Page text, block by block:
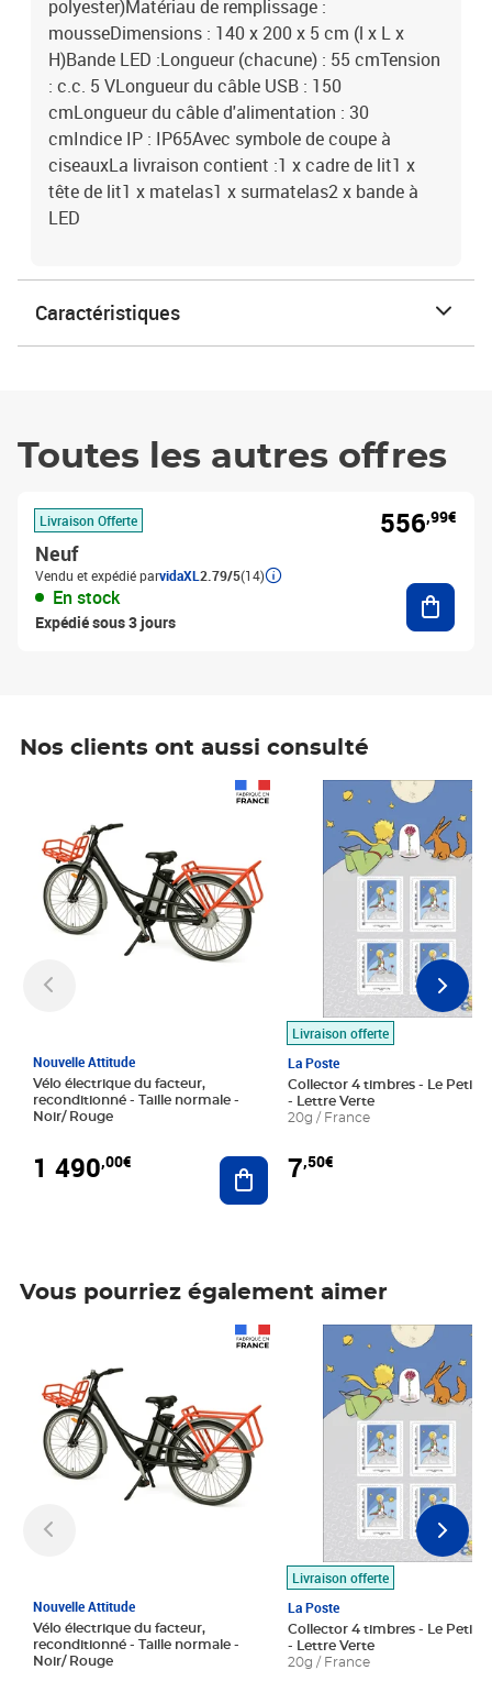
polyester)Matériau de remplissage :
mousseDimensions : 140 x 200 x 5 cm (l x L x
H)Bande LED :Longueur (chacune) : 55 cmTension
: c.c. 5 VLongueur du câble USB : 150
cmLongueur du câble d'alimentation : 30
cmIndice IP : IP65Avec symbole de coupe à
ciseauxLa livraison contient :1 x cadre de lit1 x
tête de lit1 x matelas1 x surmatelas2 x bande à
LED
Caractéristiques
Toutes les autres offres
Livraison Offerte
Neuf
Vendu et expédié parvidaXL 2.79/5(14)
En stock
Expédié sous 3 jours
556,99€
Nos clients ont aussi consulté
Nouvelle Attitude
Vélo électrique du facteur,
reconditionné - Taille normale -
Noir/ Rouge
1 490,00€ Ajouter au panier
Livraison offerte
La Poste
Collector 4 timbres - Le Petit
- Lettre Verte
20g / France
7,50€
Prix 7,50€
Vous pourriez également aimer
Nouvelle Attitude
Vélo électrique du facteur,
reconditionné - Taille normale -
Noir/ Rouge
Livraison offerte
La Poste
Collector 4 timbres - Le Petit
- Lettre Verte
20g / France
Prix 7,50€